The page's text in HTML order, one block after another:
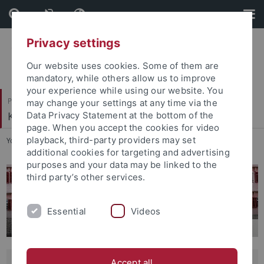
Skip
to
content
Skip
to
footer
Philosophische Fakultät
Kunsthistorisches Institut
You are here: Startseite ... Institut
Herzlich willkommen am
Kunsthistorischen Institut
Privacy settings
Our website uses cookies. Some of them are
mandatory, while others allow us to improve
your experience while using our website. You
may change your settings at any time via the
Data Privacy Statement at the bottom of the
page. When you accept the cookies for video
playback, third-party providers may set
additional cookies for targeting and advertising
purposes and your data may be linked to the
third party’s other services.
Essential Videos